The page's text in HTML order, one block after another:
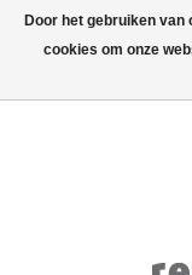
Door het gebruiken van
cookies om onze